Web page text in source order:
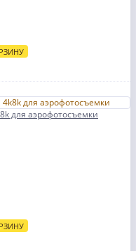
для аэрофотосъемки